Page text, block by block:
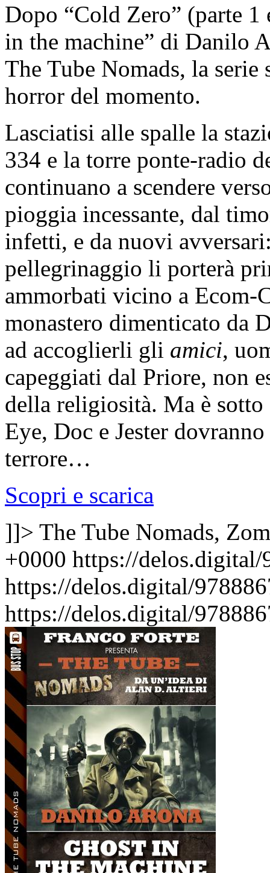
Dopo “Cold Zero” (parte
in the machine” di Danilo
The Tube Nomads, la
horror del momento.
Lasciatisi alle spalle la
334 e la torre ponte-radio
continuano a scendere
pioggia incessante, dal
infetti, e da nuovi
pellegrinaggio li porterà
ammorbati vicino a Ecom-
monastero dimenticato da
ad accoglierli gli amici,
capeggiati dal Priore, non
della religiosità. Ma è
Eye, Doc e Jester
terrore…
Scopri e scarica
]]> The Tube Nomads,
+0000 https://delos.digital/
https://delos.digital/
https://delos.digital/